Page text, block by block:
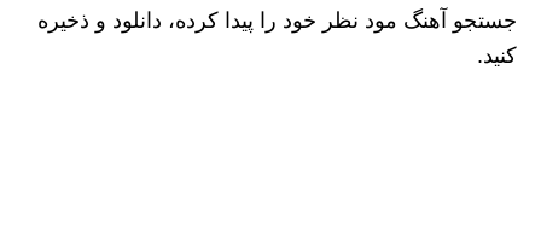
جستجو آهنگ مود نظر خود را پیدا کرده، دانلود و ذخیره
کنید.